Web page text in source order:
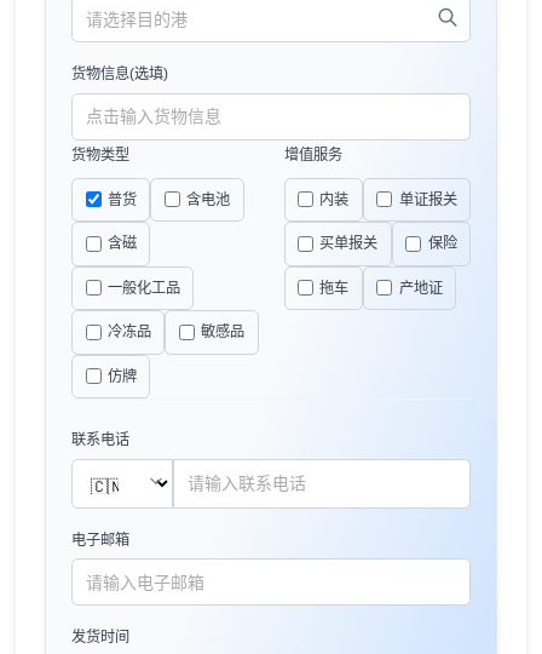
货物信息(选填)
货物类型
普货 含电池
含磁
一般化工品
冷冻品 敏感品
仿牌
增值服务
内装 单证报关
买单报关 保险
拖车 产地证
联系电话
电子邮箱
发货时间